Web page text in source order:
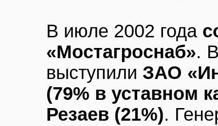
В июле 2002 года
«Мостагроснаб».
выступили ЗАО
(79% в уставном
Резаев (21%).